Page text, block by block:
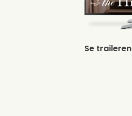
Se traileren